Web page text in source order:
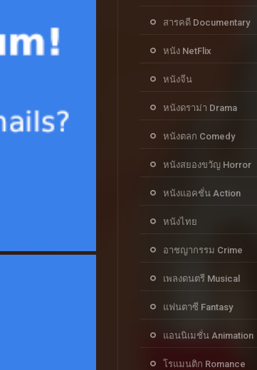
สารคดี Documentary
หนัง NetFlix
หนังจีน
หนังดราม่า Drama
หนังตลก Comedy
หนังสยองขวัญ Horror
หนังแอคชั่น Action
หนังไทย
อาชญากรรม Crime
เพลงดนตรี Musical
แฟนตาซี Fantasy
แอนนิเมชั่น Animation
โรแมนติก Romance